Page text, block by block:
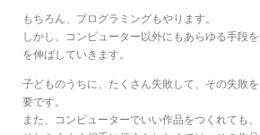
もちろん、プログラミングもやります。
しかし、コンピューター以外にもあらゆる手段
を伸ばしていきます。
子どものうちに、たくさん失敗して、その失敗
要です。
また、コンピューターでいい作品をつくれても、